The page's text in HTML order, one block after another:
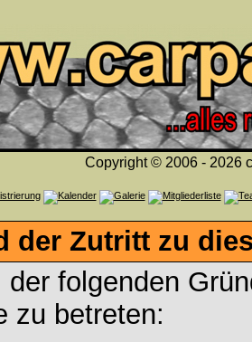
Copyright © 2006 - 2026
der Zutritt zu
der folgenden
zu betreten: